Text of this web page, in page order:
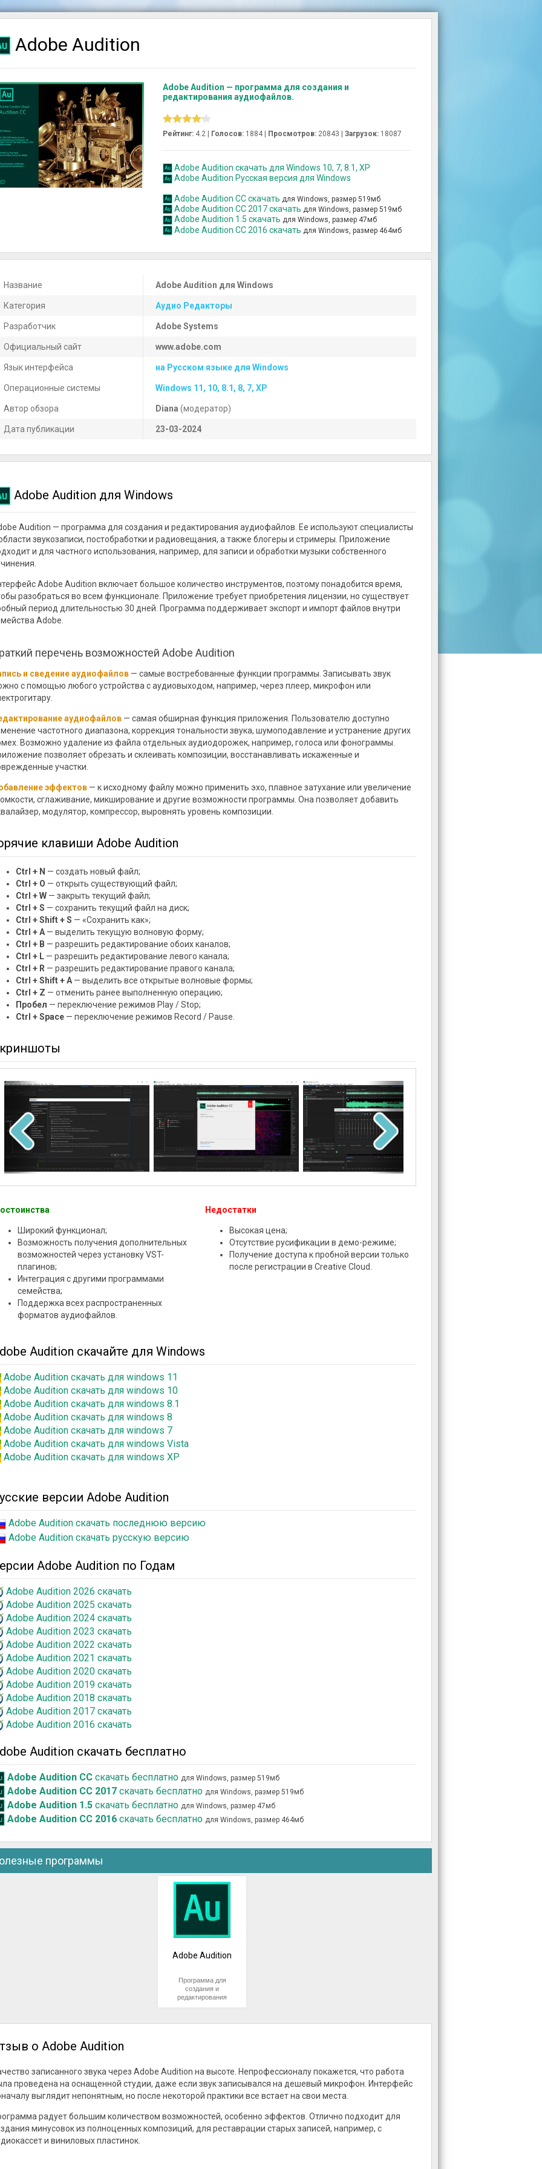
Adobe Audition
Adobe Audition — программа для создания и
редактирования аудиофайлов.
Рейтинг: 4.2 | Голосов: 1884 Просмотров: 20843 | Загрузок: 18087
Adobe Audition скачать для Windows 10, 7, 8.1, XP
Adobe Audition Русская версия для Windows
Adobe Audition CC скачать для Windows, размер 519мб
Adobe Audition CC 2017 скачать для Windows, размер 519мб
Adobe Audition 1.5 скачать для Windows, размер 47мб
Adobe Audition CC 2016 скачать для Windows, размер 464мб
Название Adobe Audition для Windows
Категория Аудио Редакторы
Разработчик Adobe Systems
Официальный сайт www.adobe.com
Язык интерфейса на Русском языке для Windows
Операционные системы Windows 11, 10, 8.1, 8, 7, XP
Автор обзора Diana (модератор)
Дата публикации 23-03-2024
Adobe Audition для Windows
Audition — программа для создания и редактирования аудиофайлов. Ее используют специалисты
звукозаписи, постобработки и радиовещания, а также блогеры и стримеры. Приложение
и для частного использования, например, для записи и обработки музыки собственного
Adobe Audition включает большое количество инструментов, поэтому понадобится время,
разобраться во всем функционале. Приложение требует приобретения лицензии, но существует
период длительностью 30 дней. Программа поддерживает экспорт и импорт файлов внутри
Adobe.
перечень возможностей Adobe Audition
и сведение аудиофайлов — самые востребованные функции программы. Записывать звук
с помощью любого устройства с аудиовыходом, например, через плеер, микрофон или
аудиофайлов — самая обширная функция приложения. Пользователю доступно
частотного диапазона, коррекция тональности звука, шумоподавление и устранение других
Возможно удаление из файла отдельных аудиодорожек, например, голоса или фонограммы.
позволяет обрезать и склеивать композиции, восстанавливать искаженные и
участки.
эффектов — к исходному файлу можно применить эхо, плавное затухание или увеличение
сглаживание, микширование и другие возможности программы. Она позволяет добавить
модулятор, компрессор, выровнять уровень композиции.
клавиши Adobe Audition
Ctrl + N — создать новый файл;
Ctrl + O — открыть существующий файл;
Ctrl + W — закрыть текущий файл;
Ctrl + S — сохранить текущий файл на диск;
Ctrl + Shift + S — «Сохранить как»;
Ctrl + A — выделить текущую волновую форму;
Ctrl + B — разрешить редактирование обоих каналов;
Ctrl + L — разрешить редактирование левого канала;
Ctrl + R — разрешить редактирование правого канала;
Ctrl + Shift + A — выделить все открытые волновые формы;
Ctrl + Z — отменить ранее выполненную операцию;
Пробел — переключение режимов Play / Stop;
Ctrl + Space — переключение режимов Record / Pause.
Широкий функционал;
Возможность получения дополнительных
возможностей через установку VST-
плагинов;
Интеграция с другими программами
семейства;
Поддержка всех распространенных
форматов аудиофайлов.
Недостатки
Высокая цена;
Отсутствие русификации в демо-режиме;
Получение доступа к пробной версии только
после регистрации в Creative Cloud.
Audition скачайте для Windows
Adobe Audition скачать для windows 11
Adobe Audition скачать для windows 10
Adobe Audition скачать для windows 8.1
Adobe Audition скачать для windows 8
Adobe Audition скачать для windows 7
Adobe Audition скачать для windows Vista
Adobe Audition скачать для windows XP
версии Adobe Audition
Adobe Audition скачать последнюю версию
Adobe Audition скачать русскую версию
Adobe Audition по Годам
Adobe Audition 2026 скачать
Adobe Audition 2025 скачать
Adobe Audition 2024 скачать
Adobe Audition 2023 скачать
Adobe Audition 2022 скачать
Adobe Audition 2021 скачать
Adobe Audition 2020 скачать
Adobe Audition 2019 скачать
Adobe Audition 2018 скачать
Adobe Audition 2017 скачать
Adobe Audition 2016 скачать
Audition скачать бесплатно
Adobe Audition CC скачать бесплатно для Windows, размер 519мб
Adobe Audition CC 2017 скачать бесплатно для Windows, размер 519мб
Adobe Audition 1.5 скачать бесплатно для Windows, размер 47мб
Adobe Audition CC 2016 скачать бесплатно для Windows, размер 464мб
программы
Adobe Audition
Программа для
создания и
редактирования
специалисты в области
для частного
использования,
например, для записи и
обработки музыки
сочинения.
Интерфейс Adobe
о Adobe Audition
записанного звука через Adobe Audition на высоте. Непрофессионалу покажется, что работа
проведена на оснащенной студии, даже если звук записывался на дешевый микрофон. Интерфейс
выглядит непонятным, но после некоторой практики все встает на свои места.
радует большим количеством возможностей, особенно эффектов. Отлично подходит для
минусовок из полноценных композиций, для реставрации старых записей, например, с
и виниловых пластинок.